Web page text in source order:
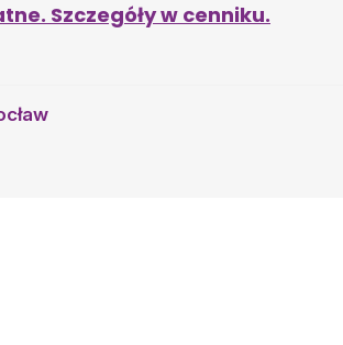
Szczegóły w cenniku.